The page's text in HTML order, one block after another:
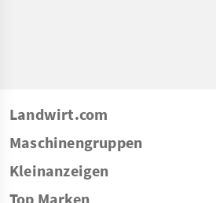
Landwirt.com
Maschinengruppen
Kleinanzeigen
Top Marken